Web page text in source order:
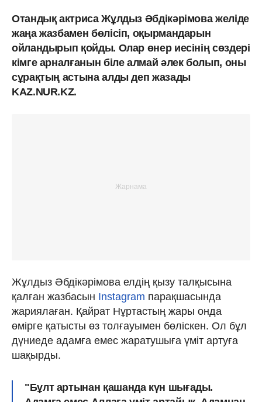
Отандық актриса Жұлдыз Әбдікәрімова желіде
жаңа жазбамен бөлісіп, оқырмандарын
ойландырып қойды. Олар өнер иесінің сөздері
кімге арналғанын біле алмай әлек болып, оны
сұрақтың астына алды деп жазады
KAZ.NUR.KZ.
Жұлдыз Әбдікәрімова елдің қызу талқысына
қалған жазбасын Instagram парақшасында
жариялаған. Қайрат Нұртастың жары онда
өмірге қатысты өз толғауымен бөліскен. Ол бұл
дүниеде адамға емес жаратушыға үміт артуға
шақырды.
"Бұлт артынан қашанда күн шығады.